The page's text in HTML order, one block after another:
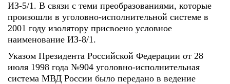
ИЗ-5/1. В связи с теми преобразованиями, которые
произошли в уголовно-исполнительной системе в
2001 году изолятору присвоено условное
наименование ИЗ-8/1.
Указом Президента Российской Федерации от 28
июля 1998 года №904 уголовно-исполнительная
система МВД России было передано в ведение